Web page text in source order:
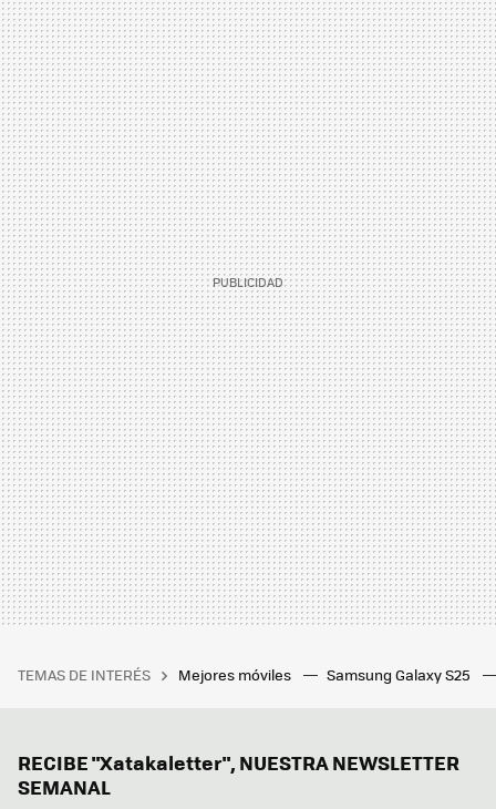
TEMAS DE INTERÉS Mejores móviles Samsung Galaxy S25
RECIBE "Xatakaletter", NUESTRA NEWSLETTER
SEMANAL